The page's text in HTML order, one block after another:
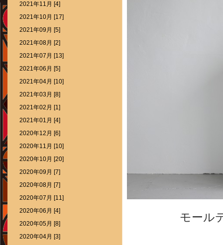
モール
2021年11月 [4]
2021年10月 [17]
2021年09月 [5]
2021年08月 [2]
2021年07月 [13]
2021年06月 [5]
2021年04月 [10]
2021年03月 [8]
2021年02月 [1]
2021年01月 [4]
2020年12月 [6]
2020年11月 [10]
2020年10月 [20]
2020年09月 [7]
2020年08月 [7]
2020年07月 [11]
2020年06月 [4]
2020年05月 [8]
2020年04月 [3]